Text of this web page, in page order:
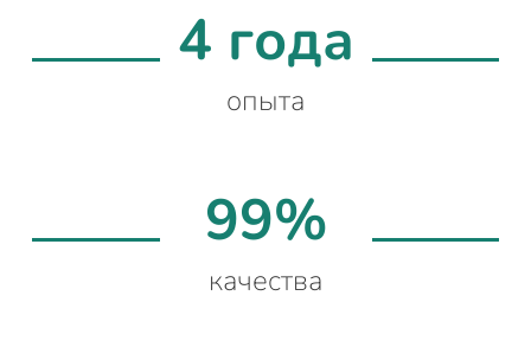
4 года
опыта
99%
качества